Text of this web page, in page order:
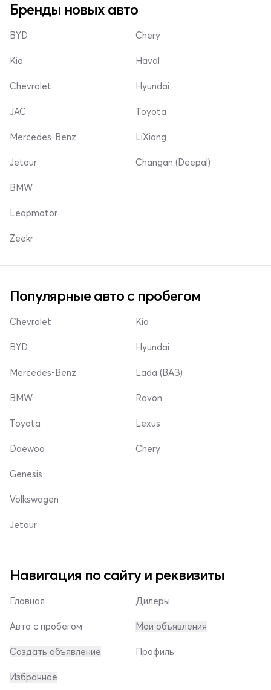
Бренды новых авто
BYD
Kia
Chevrolet
Chery
Haval
Hyundai
JAC
Mercedes-Benz
Jetour
Toyota
LiXiang
Changan (Deepal)
BMW
Leapmotor
Zeekr
Популярные авто с пробегом
Chevrolet
BYD
Mercedes-Benz
Kia
Hyundai
Lada (ВАЗ)
BMW
Toyota
Daewoo
Ravon
Lexus
Chery
Genesis
Volkswagen
Jetour
Навигация по сайту и реквизиты
Главная
Авто с пробегом
Создать объявление
Дилеры
Мои объявления
Профиль
Избранное